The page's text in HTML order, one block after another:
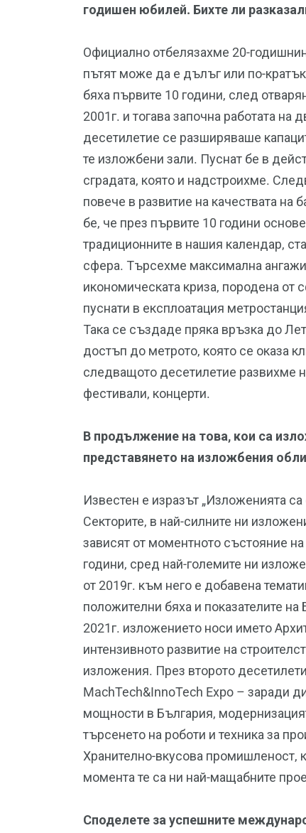
годишен юбилей. Бихте ли
Официално отбелязахме 20-
пътят може да е дълъг или по-
бяха първите 10 години, след
2001г. и тогава започна работата
десетилетие се разширяваше
те изложбени зали. Пуснат бе в
сградата, която и надстроихме.
повече в развитие на качествата на
бе, че през първите 10 години
традиционните в нашия календар,
сфера. Търсехме максимална
икономическата криза, породена от
пуснати в експлоатация
Така се създаде пряка връзка до
достъп до метрото, която се оказа
следващото десетилетие развихме
фестивали, концерти.
В продължение на това, кои са
представянето на изложбения
Известен е изразът „Изложенията
Секторите, в най-силните ни
зависят от моментното състояние
години, сред най-големите ни
от 2019г. към него е добавена
положителни бяха и показателите
2021г. изложението носи името
интензивното развитие на
изложения. През второто
MachTech&InnoTech Expo – заради
мощности в България,
търсенето на роботи и техника за
Хранително-вкусова промишленост,
момента те са ни най-мащабните
Споделете за успешните